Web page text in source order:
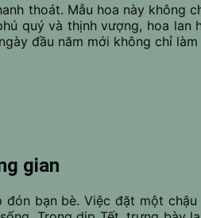
thoát. Mẫu hoa này không
quý và thịnh vượng, hoa lan
đầu năm mới không chỉ
gian
bạn bè. Việc đặt một